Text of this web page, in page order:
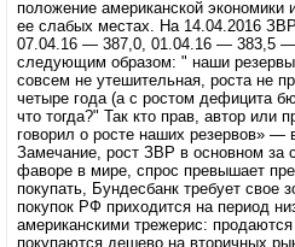
положение американской экономики
ее слабых местах. На 14.04.2016
07.04.16 — 387,0, 01.04.16 — 383,5 —
следующим образом: " наши
совсем не утешительная, роста не
четыре года (а с ростом дефицита
что тогда?" Так кто прав, автор или
говорил о росте наших резервов» —
Замечание, рост ЗВР в основном за
фаворе в мире, спрос превышает
покупать, Бундесбанк требует
покупок РФ приходится на период
американскими трежерис:
покупаются дешево на вторичных